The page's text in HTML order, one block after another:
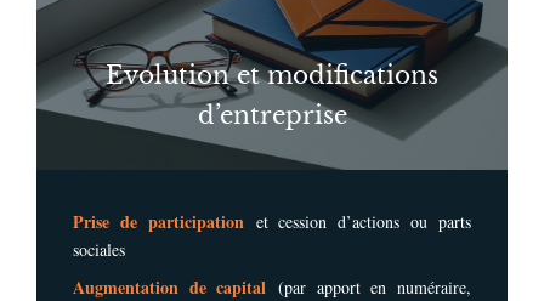
Evolution et modifications
d’entreprise
Prise de participationet cession d’actions ou parts
sociales
Augmentation de capital (par apport en numéraire,